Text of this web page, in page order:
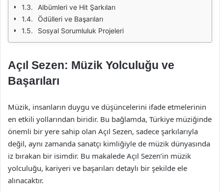
Albümleri ve Hit Şarkıları
Ödülleri ve Başarıları
Sosyal Sorumluluk Projeleri
Açıl Sezen: Müzik Yolculuğu ve
Başarıları
Müzik, insanların duygu ve düşüncelerini ifade etmelerinin
en etkili yollarından biridir. Bu bağlamda, Türkiye müziğinde
önemli bir yere sahip olan Açıl Sezen, sadece şarkılarıyla
değil, aynı zamanda sanatçı kimliğiyle de müzik dünyasında
iz bırakan bir isimdir. Bu makalede Açıl Sezen’in müzik
yolculuğu, kariyeri ve başarıları detaylı bir şekilde ele
alınacaktır.